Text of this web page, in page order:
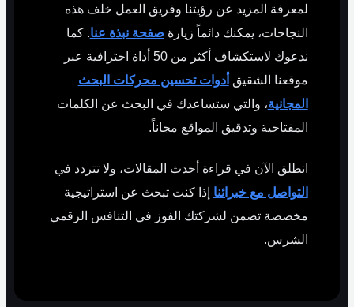
لمعرفة المزيد عن رؤيتنا وفريق العمل خلف هذه
النجاحات، يمكنك دائماً زيارة صفحة نبذة عنا. كما
ندعوك لاستكشاف أكثر من 50 أداة احترافية عبر
موقعنا الشقيق أدوات تحسين محركات البحث
المجانية، والتي ستساعدك في البحث عن الكلمات
المفتاحية وتدقيق المواقع مجاناً.
انطلق الآن في قراءة أحدث المقالات، ولا تتردد في
التواصل مع خبرائنا إذا كنت تبحث عن استراتيجية
مخصصة تضمن لشركتك الفوز في التنافس الرقمي
الشرس.